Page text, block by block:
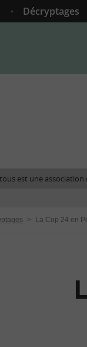
Décryptages
est une association
> La Cop 24 en